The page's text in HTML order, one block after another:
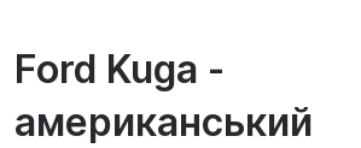
Ford Kuga -
американський